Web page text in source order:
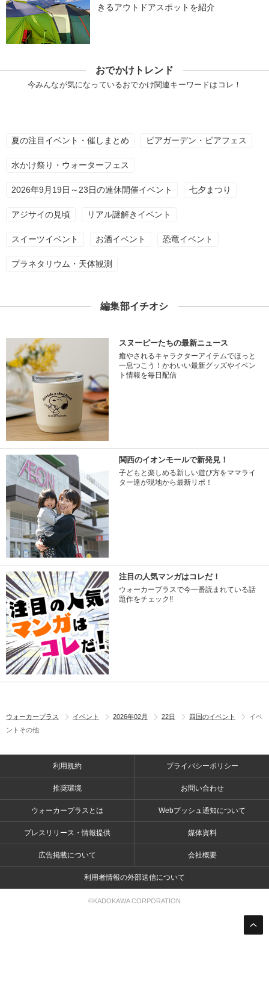
きるアウトドアスポットを紹介
おでかけトレンド
今みんなが気になっているおでかけ関連キーワードはコレ！
夏の注目イベント・催しまとめ ビアガーデン・ビアフェス
水かけ祭り・ウォーターフェス
2026年9月19日～23日の連休開催イベント 七夕まつり
アジサイの見頃 リアル謎解きイベント
スイーツイベント お酒イベント 恐竜イベント
プラネタリウム・天体観測
編集部イチオシ
スヌーピーたちの最新ニュース
癒やされるキャラクターアイテムでほっと
一息つこう！かわいい最新グッズやイベン
ト情報を毎日配信
関西のイオンモールで新発見！
子どもと楽しめる新しい遊び方をママライ
ター達が現地から最新リポ！
注目の人気マンガはコレだ！
ウォーカープラスで今一番読まれている話
題作をチェック!!
ウォーカープラス イベント 2026年02月 22日 四国のイベント
イベ
ントその他
利用規約 プライバシーポリシー
推奨環境 お問い合わせ
ウォーカープラスとは Webプッシュ通知について
プレスリリース・情報提供 媒体資料
広告掲載について 会社概要
利用者情報の外部送信について
©KADOKAWA CORPORATION